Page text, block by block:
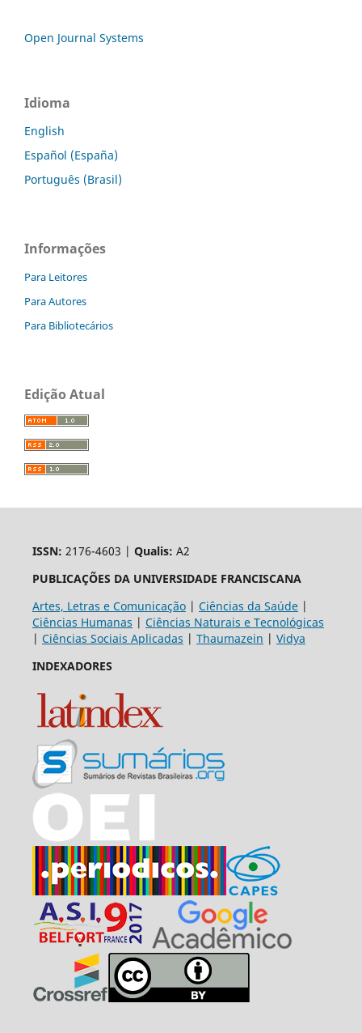
Open Journal Systems
Idioma
English
Español (España)
Português (Brasil)
Informações
Para Leitores
Para Autores
Para Bibliotecários
Edição Atual
ISSN: 2176-4603 | Qualis: A2
PUBLICAÇÕES DA UNIVERSIDADE FRANCISCANA
Artes, Letras e Comunicação| Ciências da Saúde|
Ciências Humanas | Ciências Naturais e Tecnológicas
| Ciências Sociais Aplicadas | Thaumazein | Vidya
INDEXADORES